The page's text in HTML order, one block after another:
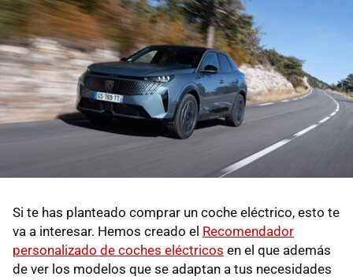
Si te has planteado comprar un coche eléctrico, esto te
va a interesar. Hemos creado el Recomendador
personalizado de coches eléctricos en el que además
de ver los modelos que se adaptan a tus necesidades